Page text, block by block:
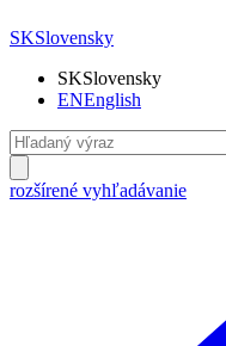
SKSlovensky
SKSlovensky
ENEnglish
rozšírené vyhľadávanie